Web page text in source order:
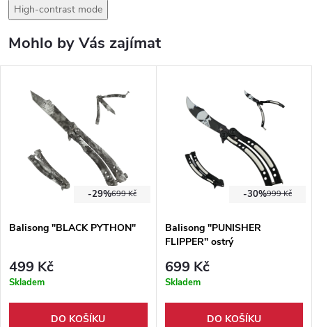
High-contrast mode
Mohlo by Vás zajímat
699 Kč
-29%
Balisong "BLACK PYTHON"
499 Kč
Skladem
DO KOŠÍKU
999 Kč
-30%
Balisong "PUNISHER
FLIPPER" ostrý
699 Kč
Skladem
DO KOŠÍKU